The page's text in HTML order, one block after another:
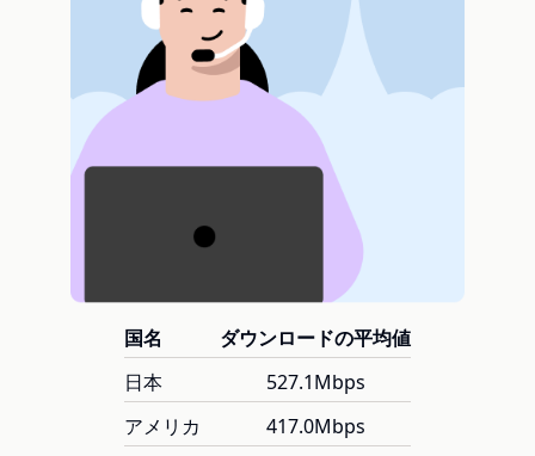
国名
ダウンロードの平均値
日本
527.1Mbps
アメリカ
417.0Mbps